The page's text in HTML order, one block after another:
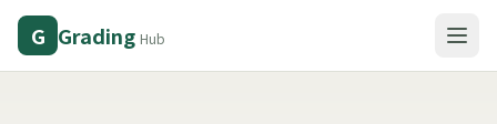
G Grading Hub